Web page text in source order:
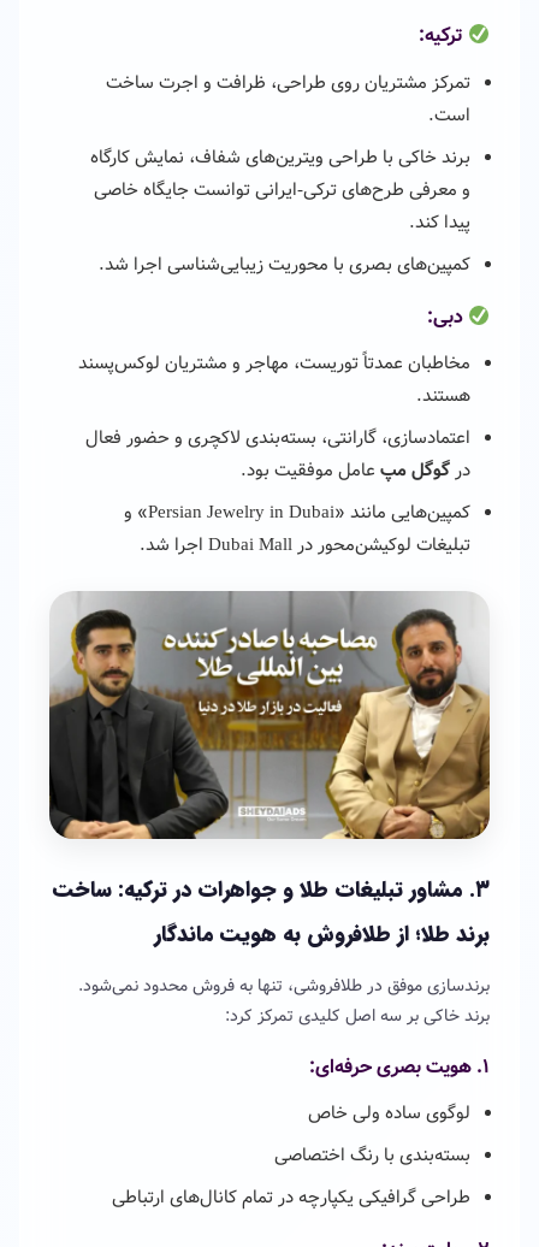
ترکیه:
تمرکز مشتریان روی طراحی، ظرافت و اجرت ساخت
است.
برند خاکی با طراحی ویترین‌های شفاف، نمایش کارگاه
و معرفی طرح‌های ترکی-ایرانی توانست جایگاه خاصی
پیدا کند.
کمپین‌های بصری با محوریت زیبایی‌شناسی اجرا شد.
دبی:
مخاطبان عمدتاً توریست، مهاجر و مشتریان لوکس‌پسند
هستند.
اعتمادسازی، گارانتی، بسته‌بندی لاکچری و حضور فعال
درگوگل مپ عامل موفقیت بود.
کمپین‌هایی مانند «Persian Jewelry in Dubai» و
تبلیغات لوکیشن‌محور در Dubai Mall اجرا شد.
۳. مشاور تبلیغات طلا و جواهرات در ترکیه: ساخت
برند طلا؛ از طلافروش به هویت ماندگار
برندسازی موفق در طلافروشی، تنها به فروش محدود نمی‌شود.
برند خاکی بر سه اصل کلیدی تمرکز کرد:
۱. هویت بصری حرفه‌ای:
لوگوی ساده ولی خاص
بسته‌بندی با رنگ اختصاصی
طراحی گرافیکی یکپارچه در تمام کانال‌های ارتباطی